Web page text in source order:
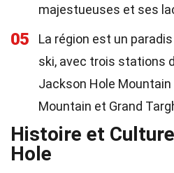
majestueuses et ses
05
La région est un
ski, avec trois stations
Jackson Hole Mountain
Mountain et Grand
Histoire et
Hole